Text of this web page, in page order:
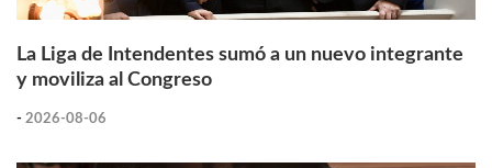
La Liga de Intendentes sumó a un nuevo integrante
y moviliza al Congreso
- 2026-08-06